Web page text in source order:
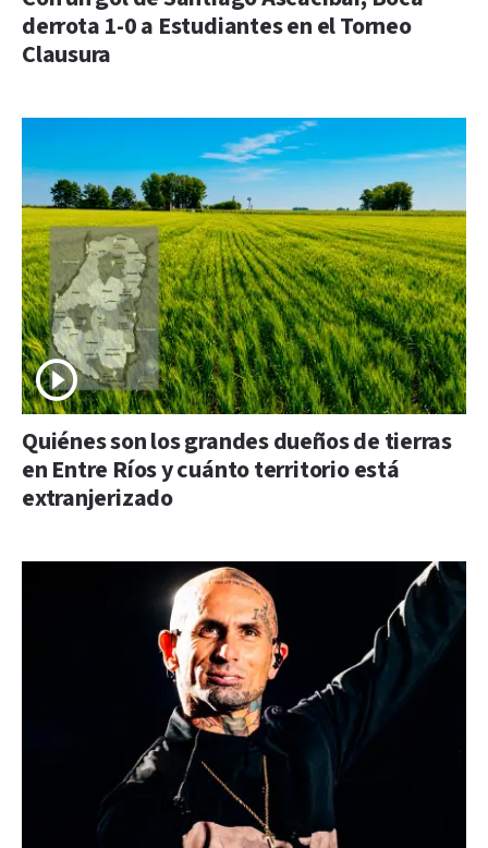
derrota 1-0 a Estudiantes en el Torneo
Clausura
Quiénes son los grandes dueños de tierras
en Entre Ríos y cuánto territorio está
extranjerizado